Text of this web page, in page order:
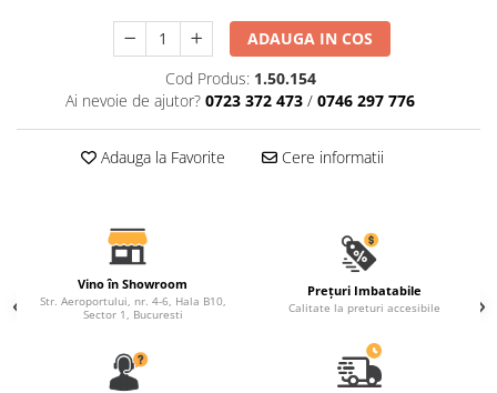
Rozete de interior
Panouri decorative
Cadru de arc
Fronton
Șeminee decorative
Console de interior
Cadre de ușă
Ornamente de colț
ADAUGA IN COS
Cod Produs: 1.50.154
Ai nevoie de ajutor? 0723 372 473 / 0746 297 776
Adauga la Favorite Cere informatii
Vino în Showroom
Str. Aeroportului, nr. 4-6, Hala B10,
Sector 1, Bucuresti
Prețuri Imbatabile
Calitate la preturi accesibile